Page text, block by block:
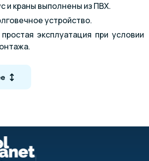
и краны выполнены из ПВХ.
устройство.
эксплуатация при условии
давления в системе.
от 3 до 8 дюймов.